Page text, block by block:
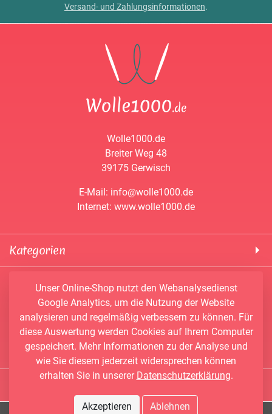
Versand- und Zahlungsinformationen.
Wolle1000.de
Breiter Weg 48
39175 Gerwisch
E-Mail: info@wolle1000.de
Internet: www.wolle1000.de
Kategorien
ALIZE Yarns
Bobbel
Bobbiny
Chenille Garne
Himalaya Yarns
Konengarn
PAPATYA Yarns
Service & Informationen
Konto
Newsletter
Kontakt
Angebote
Händler-Shop
Vertrag widerrufen
Facebook
Unser Online-Shop nutzt den Webanalysedienst
Google Analytics, um die Nutzung der Website
analysieren und regelmäßig verbessern zu können. Für
diese Auswertung werden Cookies auf Ihrem Computer
gespeichert. Mehr Informationen zu der Analyse und
wie Sie diesem jederzeit widersprechen können
erhalten Sie in unserer Datenschutzerklärung.
Akzeptieren Ablehnen